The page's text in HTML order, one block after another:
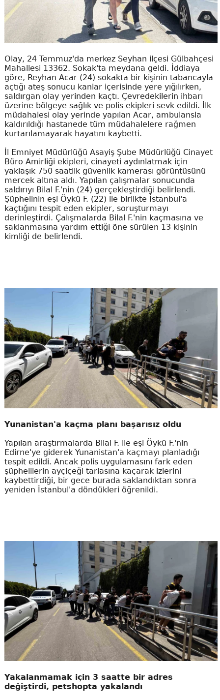
Olay, 24 Temmuz'da merkez Seyhan ilçesi Gülbahçesi
Mahallesi 13362. Sokak'ta meydana geldi. İddiaya
göre, Reyhan Acar (24) sokakta bir kişinin tabancayla
açtığı ateş sonucu kanlar içerisinde yere yığılırken,
saldırgan olay yerinden kaçtı. Çevredekilerin ihbarı
üzerine bölgeye sağlık ve polis ekipleri sevk edildi. İlk
müdahalesi olay yerinde yapılan Acar, ambulansla
kaldırıldığı hastanede tüm müdahalelere rağmen
kurtarılamayarak hayatını kaybetti.
İl Emniyet Müdürlüğü Asayiş Şube Müdürlüğü Cinayet
Büro Amirliği ekipleri, cinayeti aydınlatmak için
yaklaşık 750 saatlik güvenlik kamerası görüntüsünü
mercek altına aldı. Yapılan çalışmalar sonucunda
saldırıyı Bilal F.'nin (24) gerçekleştirdiği belirlendi.
Şüphelinin eşi Öykü F. (22) ile birlikte İstanbul'a
kaçtığını tespit eden ekipler, soruşturmayı
derinleştirdi. Çalışmalarda Bilal F.'nin kaçmasına ve
saklanmasına yardım ettiği öne sürülen 13 kişinin
kimliği de belirlendi.
Yunanistan'a kaçma planı başarısız oldu
Yapılan araştırmalarda Bilal F. ile eşi Öykü F.'nin
Edirne'ye giderek Yunanistan'a kaçmayı planladığı
tespit edildi. Ancak polis uygulamasını fark eden
şüphelilerin ayçiçeği tarlasına kaçarak izlerini
kaybettirdiği, bir gece burada saklandıktan sonra
yeniden İstanbul'a döndükleri öğrenildi.
Yakalanmamak için 3 saatte bir adres
değiştirdi, petshopta yakalandı